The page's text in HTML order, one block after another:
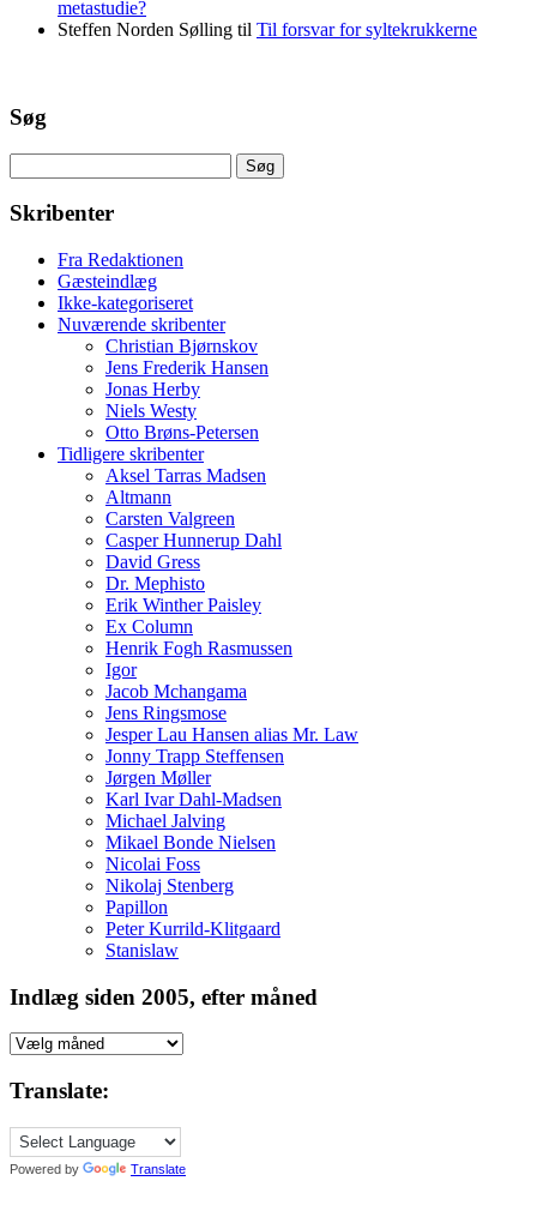
metastudie?
Steffen Norden Sølling til Til forsvar for syltekrukkerne
Søg
efter:
Skribenter
Fra Redaktionen
Gæsteindlæg
Ikke-kategoriseret
Nuværende skribenter
Christian Bjørnskov
Jens Frederik Hansen
Jonas Herby
Niels Westy
Otto Brøns-Petersen
Tidligere skribenter
Aksel Tarras Madsen
Altmann
Carsten Valgreen
Casper Hunnerup Dahl
David Gress
Dr. Mephisto
Erik Winther Paisley
Ex Column
Henrik Fogh Rasmussen
Igor
Jacob Mchangama
Jens Ringsmose
Jesper Lau Hansen alias Mr. Law
Jonny Trapp Steffensen
Jørgen Møller
Karl Ivar Dahl-Madsen
Michael Jalving
Mikael Bonde Nielsen
Nicolai Foss
Nikolaj Stenberg
Papillon
Peter Kurrild-Klitgaard
Stanislaw
Indlæg siden 2005, efter måned
Indlæg
2005,
måned
Translate:
Powered by Translate